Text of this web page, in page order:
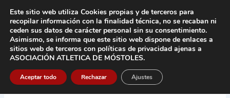
contenido
Este sitio web utiliza Cookies propias y de terceros para
recopilar información con la finalidad técnica, no se recaban ni
ceden sus datos de carácter personal sin su consentimiento.
Asimismo, se informa que este sitio web dispone de enlaces a
sitios web de terceros con políticas de privacidad ajenas a
ASOCIACIÓN ATLETICA DE MÓSTOLES.
Aceptar todo Rechazar Ajustes